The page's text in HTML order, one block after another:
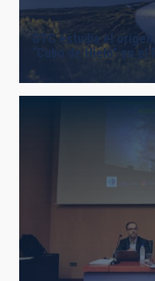
GTC estudia el
“Cubo de Hielo” en el